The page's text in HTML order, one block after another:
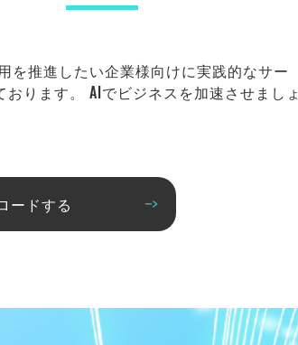
を推進したい企業様向けに実践的なサー
おります。 AIでビジネスを加速させましょ
ードする